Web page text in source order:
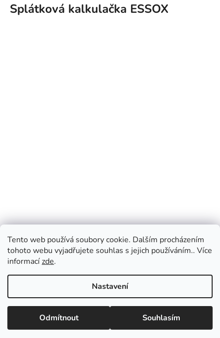
Tento web používá soubory cookie. Dalším procházením
tohoto webu vyjadřujete souhlas s jejich používáním.. Více
informacízde.
Nastavení
Odmítnout Souhlasím
Splátková kalkulačka ESSOX